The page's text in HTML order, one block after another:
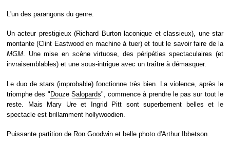
L'un des parangons du genre.
Un acteur prestigieux (Richard Burton laconique et classieux), une star
montante (Clint Eastwood en machine à tuer) et tout le savoir faire de la
MGM. Une mise en scène virtuose, des péripéties spectaculaires (et
invraisemblables) et une sous-intrigue avec un traître à démasquer.
Le duo de stars (improbable) fonctionne très bien. La violence, après le
triomphe des "Douze Salopards", commence à prendre le pas sur tout le
reste. Mais Mary Ure et Ingrid Pitt sont superbement belles et le
spectacle est brillamment hollywoodien.
Puissante partition de Ron Goodwin et belle photo d'Arthur Ibbetson.